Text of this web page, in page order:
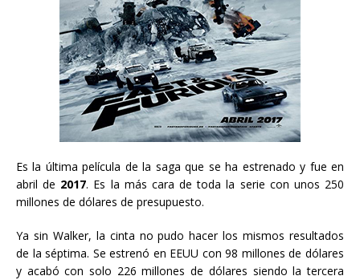
Es la última película de la saga que se ha estrenado y fue en
abril de 2017. Es la más cara de toda la serie con unos 250
millones de dólares de presupuesto.
Ya sin Walker, la cinta no pudo hacer los mismos resultados
de la séptima. Se estrenó en EEUU con 98 millones de dólares
y acabó con solo 226 millones de dólares siendo la tercera